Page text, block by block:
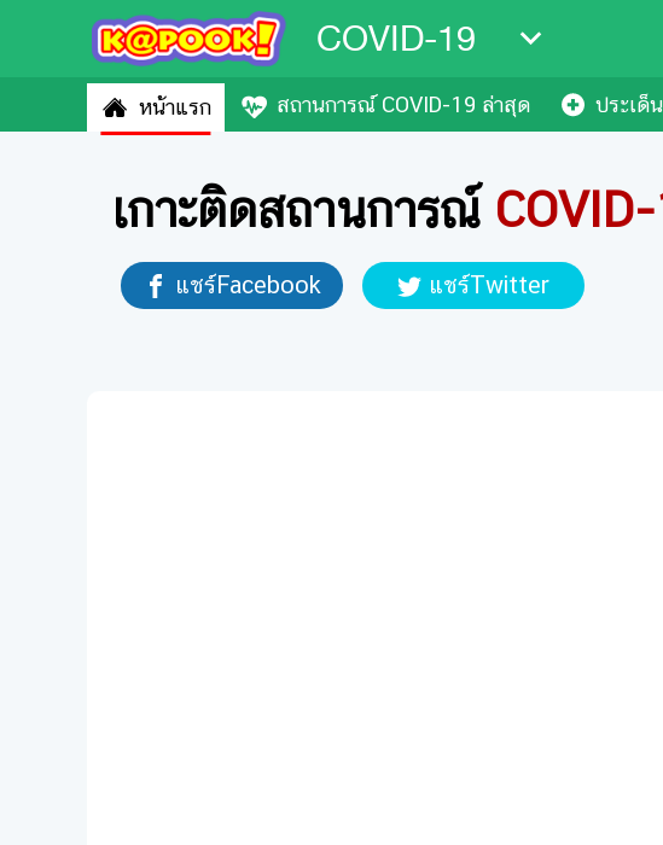
COVID-19
หน้าแรก สถานการณ์ COVID-19 ล่าสุด ประเด็
เกาะติดสถานการณ์
แชร์Facebook แชร์Twitter